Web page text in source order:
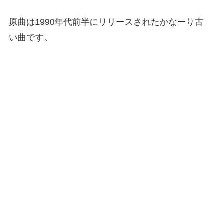
原曲は1990年代前半にリリースされたかなーり古
い曲です。